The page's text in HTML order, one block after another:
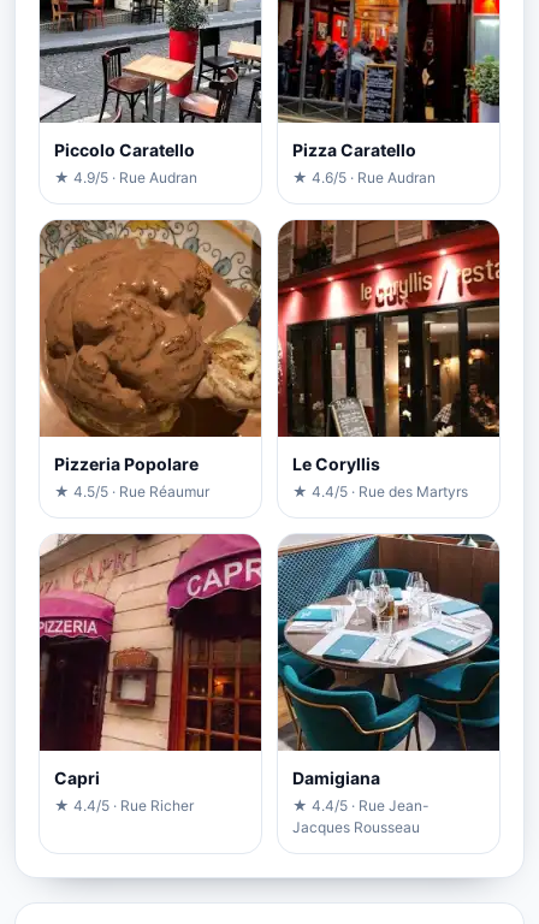
Piccolo Caratello
★ 4.9/5 · Rue Audran
Pizza Caratello
★ 4.6/5 · Rue Audran
Pizzeria Popolare
★ 4.5/5 · Rue Réaumur
Le Coryllis
★ 4.4/5 · Rue des Martyrs
Capri
★ 4.4/5 · Rue Richer
Damigiana
★ 4.4/5 · Rue Jean-
Jacques Rousseau